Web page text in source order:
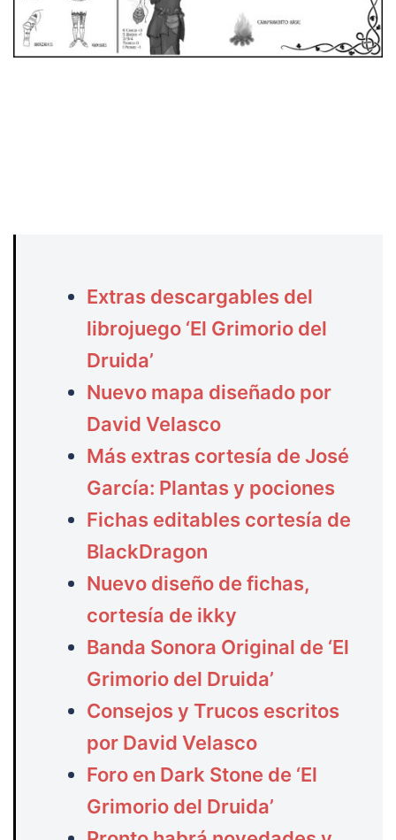
Extras descargables del
librojuego ‘El Grimorio del
Druida’
Nuevo mapa diseñado por
David Velasco
Más extras cortesía de José
García: Plantas y pociones
Fichas editables cortesía de
BlackDragon
Nuevo diseño de fichas,
cortesía de ikky
Banda Sonora Original de ‘El
Grimorio del Druida’
Consejos y Trucos escritos
por David Velasco
Foro en Dark Stone de ‘El
Grimorio del Druida’